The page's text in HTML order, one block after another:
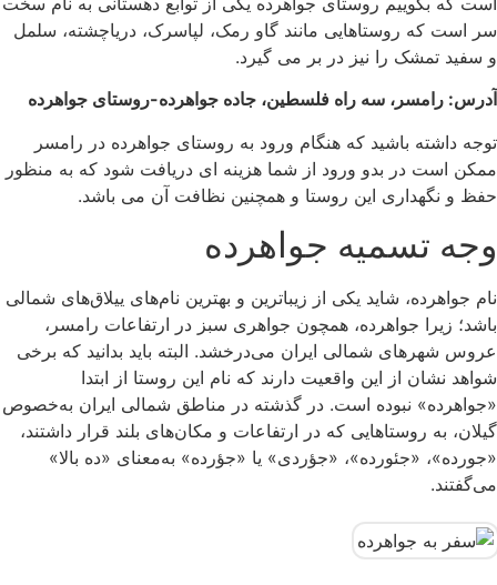
سر است که روستاهایی مانند گاو رمک، لپاسرک، دریاچشته، سلمل
و سفید تمشک را نیز در بر می گیرد.
آدرس: رامسر، سه راه فلسطین، جاده جواهرده-روستای جواهرده
توجه داشته باشید که هنگام ورود به روستای جواهرده در رامسر
ممکن است در بدو ورود از شما هزینه ای دریافت شود که به منظور
حفظ و نگهداری این روستا و همچنین نظافت آن می باشد.
وجه تسمیه جواهرده
نام جواهرده، شاید یکی از زیباترین و بهترین نام‌های ییلاق‌های شمالی
باشد؛ زیرا جواهرده، همچون جواهری سبز در ارتفاعات رامسر،
عروس شهرهای شمالی ایران می‌درخشد. البته باید بدانید که برخی
شواهد نشان از این واقعیت دارند که نام این روستا از ابتدا
«جواهرده» نبوده است. در گذشته در مناطق شمالی ایران به‌خصوص
گیلان، به روستاهایی که در ارتفاعات و مکان‌های بلند قرار داشتند،
«جورده»، «جئورده»، «جؤردی» یا «جؤرده» به‌معنای «ده بالا»
می‌گفتند.